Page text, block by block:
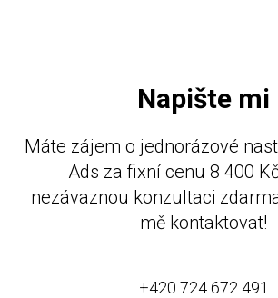
Napište mi
Máte zájem o jednorázové
Ads za fixní cenu 8 400
nezávaznou konzultaci
mě kontaktovat!
+420 724 672 491